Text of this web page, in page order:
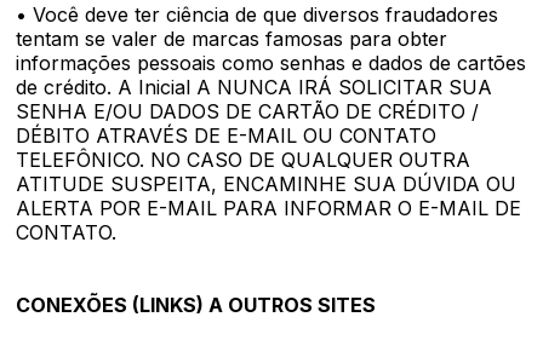
• Você deve ter ciência de que diversos fraudadores
tentam se valer de marcas famosas para obter
informações pessoais como senhas e dados de cartões
de crédito. A Inicial A NUNCA IRÁ SOLICITAR SUA
SENHA E/OU DADOS DE CARTÃO DE CRÉDITO /
DÉBITO ATRAVÉS DE E-MAIL OU CONTATO
TELEFÔNICO. NO CASO DE QUALQUER OUTRA
ATITUDE SUSPEITA, ENCAMINHE SUA DÚVIDA OU
ALERTA POR E-MAIL PARA INFORMAR O E-MAIL DE
CONTATO.
CONEXÕES (LINKS) A OUTROS SITES